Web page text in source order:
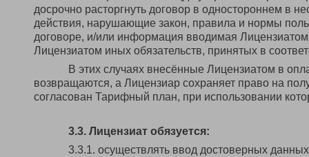
досрочно расторгнуть договор в одностороннем в
действия, нарушающие закон, правила и нормы
договоре, и/или информация вводимая
Лицензиатом иных обязательств, принятых в
В этих случаях внесённые Лицензиатом в
возвращаются, а Лицензиар сохраняет право на
согласован Тарифный план, при использовании
3.3. Лицензиат обязуется:
3.3.1. осуществлять ввод достоверных